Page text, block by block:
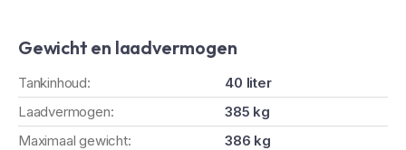
Gewicht en laadvermogen
Tankinhoud:
40 liter
Laadvermogen:
385 kg
Maximaal gewicht:
386 kg